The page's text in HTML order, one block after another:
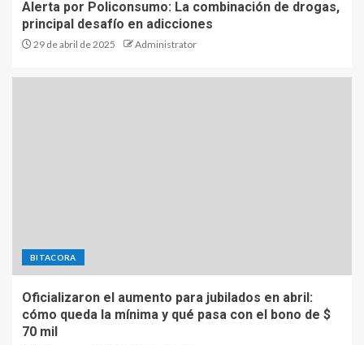
Alerta por Policonsumo: La combinación de drogas,
principal desafío en adicciones
29 de abril de 2025 Administrator
BITACORA
Oficializaron el aumento para jubilados en abril:
cómo queda la mínima y qué pasa con el bono de $
70 mil